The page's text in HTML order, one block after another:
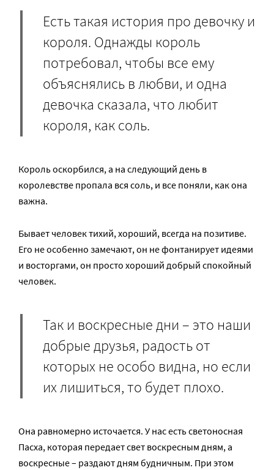
Есть такая история про девочку и
короля. Однажды король
потребовал, чтобы все ему
объяснялись в любви, и одна
девочка сказала, что любит
короля, как соль.
Король оскорбился, а на следующий день в
королевстве пропала вся соль, и все поняли, как она
важна.
Бывает человек тихий, хороший, всегда на позитиве.
Его не особенно замечают, он не фонтанирует идеями
и восторгами, он просто хороший добрый спокойный
человек.
Так и воскресные дни – это наши
добрые друзья, радость от
которых не особо видна, но если
их лишиться, то будет плохо.
Она равномерно источается. У нас есть светоносная
Пасха, которая передает свет воскресным дням, а
воскресные – раздают дням будничным. При этом